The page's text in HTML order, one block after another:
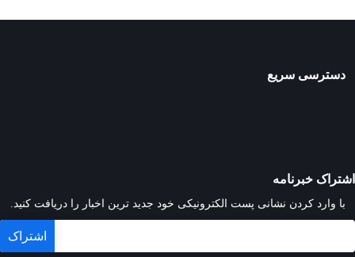
دسترسی سریع
اشتراک خبرنامه
با وارد کردن نشانی پست الکترونیکی خود جدید ترین اخبار را دریافت کنید.